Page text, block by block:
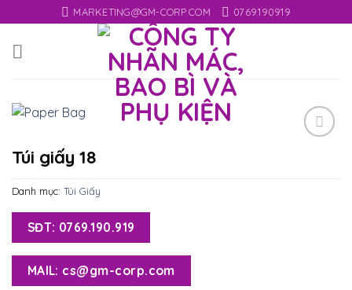
to
content
MARKETING@GM-CORP.COM 0769.190919
wishlist
Túi giấy 18
Danh mục: Túi Giấy
SĐT: 0769.190.919
MAIL: cs@gm-corp.com